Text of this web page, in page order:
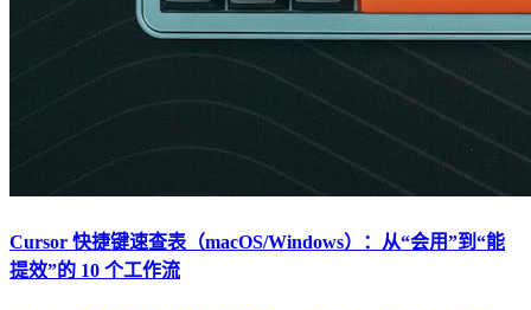
Cursor 快捷键速查表（macOS/Windows）：从“会用”到“能
提效”的 10 个工作流